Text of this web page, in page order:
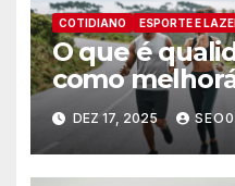
COTIDIANO ESPORTE E
O que é
como
DEZ 17, 2025